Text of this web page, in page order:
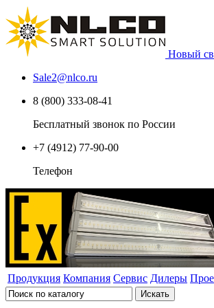
Новый
Sale2@nlco.ru
8 (800) 333-08-41
Бесплатный звонок по России
+7 (4912) 77-90-00
Телефон
Продукция Компания Сервис Дилеры